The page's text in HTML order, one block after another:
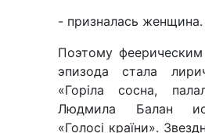
- призналась женщина.
Поэтому
эпизода стала
«Горіла сосна,
Людмила Балан
«Голосі країни».